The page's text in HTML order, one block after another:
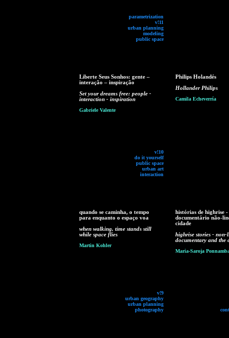
parametrization
v!11
urban planning
modeling
public space
Liberte Seus Sonhos: gente –
interação – inspiração
Set your dreams free: people -
interaction - inspiration
Gabriele Valente
v!10
do it yourself
public space
urban art
interaction
Philips Holandés
Hollander Philips
Camila Echeverría
quando se caminha, o tempo
para enquanto o espaço voa
when walking, time stands still
while space flies
Martin Kohler
v!9
urban geography
urban planning
photography
histórias de highrise -
documentário não-
cidade
highrise stories - non-
documentary and the
Maria-Saroja